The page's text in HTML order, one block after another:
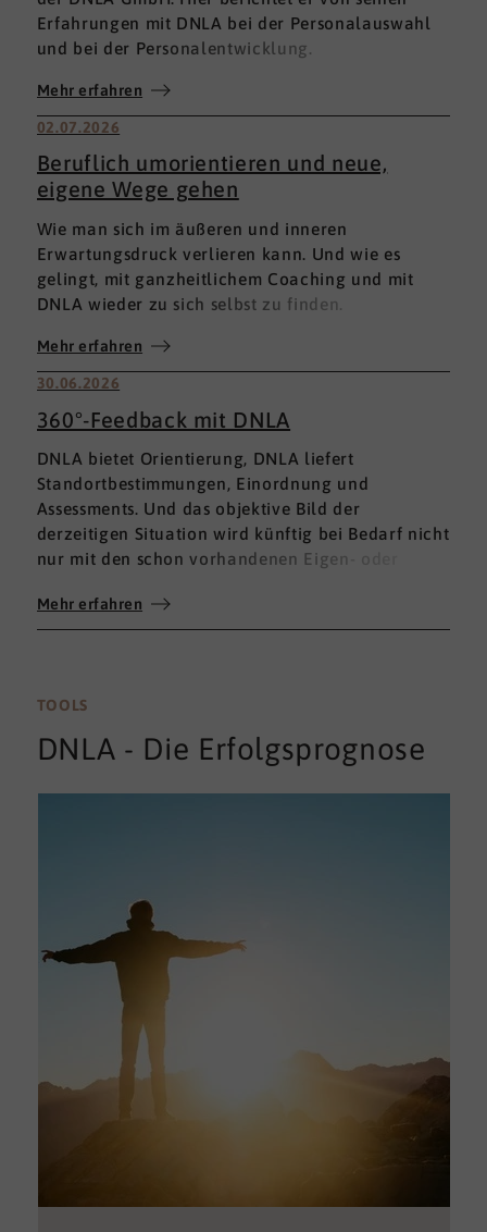
Erfahrungen mit DNLA bei der Personalauswahl
und bei der Personalentwicklung.
Mehr erfahren
02.07.2026
Beruflich umorientieren und neue,
eigene Wege gehen
Wie man sich im äußeren und inneren
Erwartungsdruck verlieren kann. Und wie es
gelingt, mit ganzheitlichem Coaching und mit
DNLA wieder zu sich selbst zu finden.
Mehr erfahren
30.06.2026
360°-Feedback mit DNLA
DNLA bietet Orientierung, DNLA liefert
Standortbestimmungen, Einordnung und
Assessments. Und das objektive Bild der
derzeitigen Situation wird künftig bei Bedarf nicht
nur mit den schon vorhandenen Eigen- oder
umfassenden 360°-Feedback.
Mehr erfahren
TOOLS
DNLA - Die Erfolgsprognose